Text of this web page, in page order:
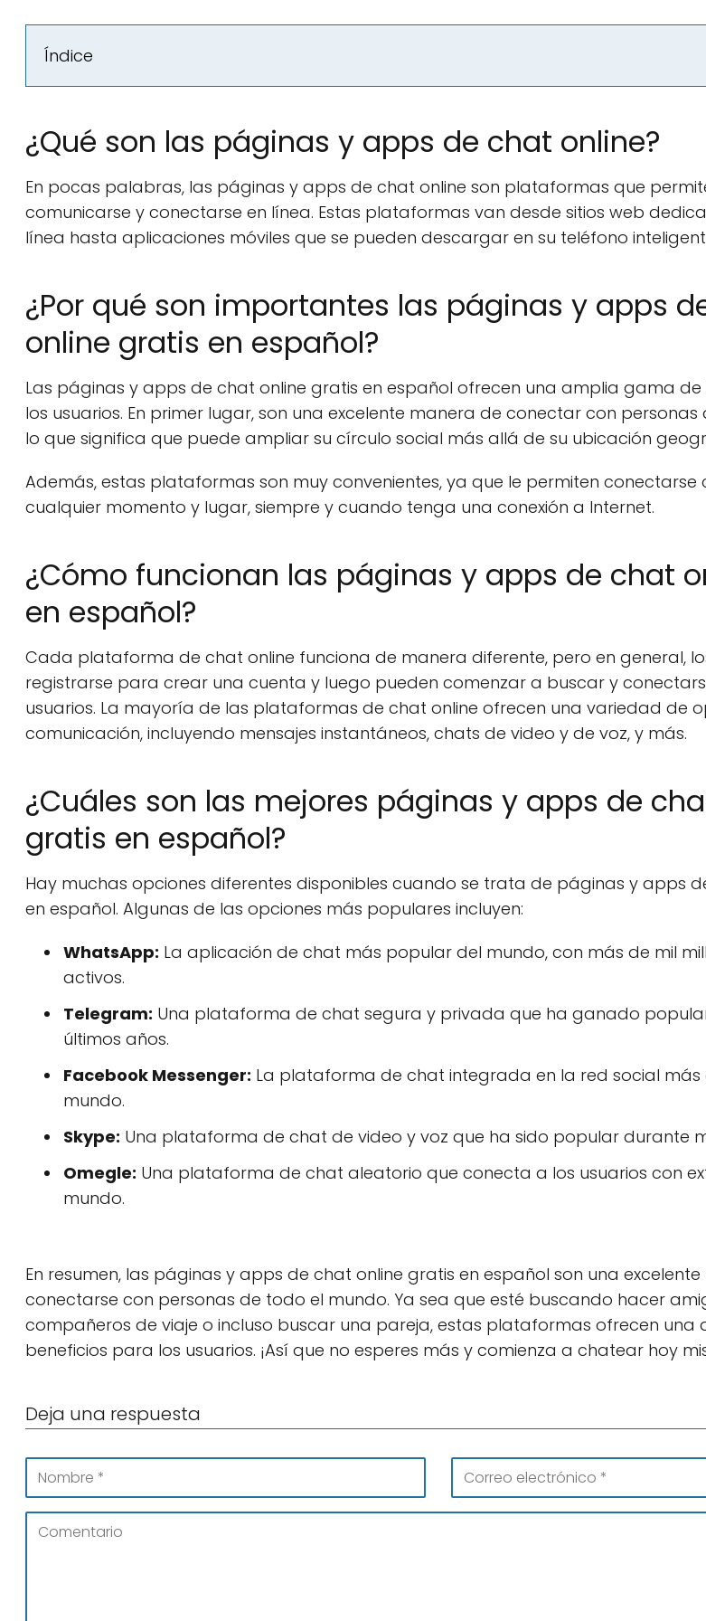
Índice
¿Qué son las páginas y apps de chat online?
En pocas palabras, las páginas y apps de chat online son plataformas que
comunicarse y conectarse en línea. Estas plataformas van desde sitios web
línea hasta aplicaciones móviles que se pueden descargar en su teléfono
¿Por qué son importantes las páginas y apps
online gratis en español?
Las páginas y apps de chat online gratis en español ofrecen una amplia gama
los usuarios. En primer lugar, son una excelente manera de conectar con
lo que significa que puede ampliar su círculo social más allá de su ubicación
Además, estas plataformas son muy convenientes, ya que le permiten conectarse
cualquier momento y lugar, siempre y cuando tenga una conexión a Internet.
¿Cómo funcionan las páginas y apps de chat
en español?
Cada plataforma de chat online funciona de manera diferente, pero en general,
registrarse para crear una cuenta y luego pueden comenzar a buscar y
usuarios. La mayoría de las plataformas de chat online ofrecen una variedad de
comunicación, incluyendo mensajes instantáneos, chats de video y de voz, y más.
¿Cuáles son las mejores páginas y apps de
gratis en español?
Hay muchas opciones diferentes disponibles cuando se trata de páginas y apps
en español. Algunas de las opciones más populares incluyen:
WhatsApp: La aplicación de chat más popular del mundo, con más de mil
activos.
Telegram: Una plataforma de chat segura y privada que ha ganado
últimos años.
Facebook Messenger: La plataforma de chat integrada en la red social
mundo.
Skype: Una plataforma de chat de video y voz que ha sido popular durante
Omegle: Una plataforma de chat aleatorio que conecta a los usuarios con
mundo.
En resumen, las páginas y apps de chat online gratis en español son una
conectarse con personas de todo el mundo. Ya sea que esté buscando hacer
compañeros de viaje o incluso buscar una pareja, estas plataformas ofrecen
beneficios para los usuarios. ¡Así que no esperes más y comienza a chatear hoy
Deja una respuesta